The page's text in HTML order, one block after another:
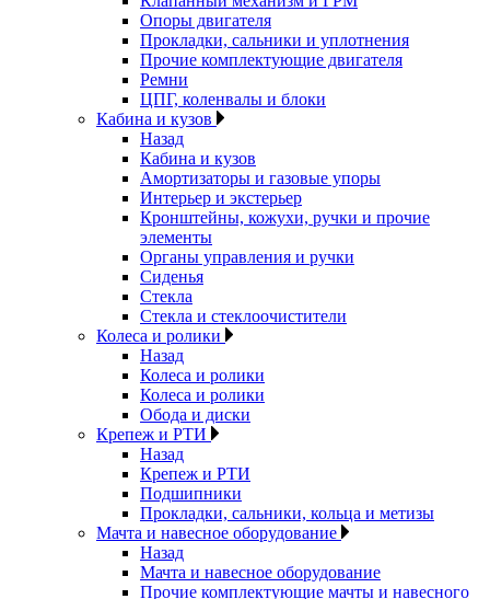
Опоры двигателя
Прокладки, сальники и уплотнения
Прочие комплектующие двигателя
Ремни
ЦПГ, коленвалы и блоки
Кабина и кузов
Назад
Кабина и кузов
Амортизаторы и газовые упоры
Интерьер и экстерьер
Кронштейны, кожухи, ручки и прочие
элементы
Органы управления и ручки
Сиденья
Стекла
Стекла и стеклоочистители
Колеса и ролики
Назад
Колеса и ролики
Колеса и ролики
Обода и диски
Крепеж и РТИ
Назад
Крепеж и РТИ
Подшипники
Прокладки, сальники, кольца и метизы
Мачта и навесное оборудование
Назад
Мачта и навесное оборудование
Прочие комплектующие мачты и навесного